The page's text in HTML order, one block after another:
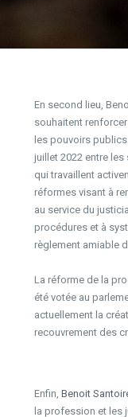
En second lieu,
souhaitent
les pouvoirs
juillet 2022 entre les
qui travaillent
réformes visant à
au service du
procédures et à
règlement amiable
La réforme de la
été votée au
actuellement la
recouvrement des
Enfin, Benoit
la profession et les